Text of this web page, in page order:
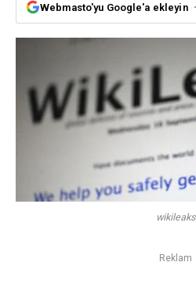
Webmasto'yu Google'a ekleyin
wikileaks
Reklam